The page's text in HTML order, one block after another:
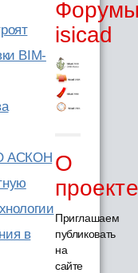
BIM-
АСКОН
в
isicad
О
проекте
Приглашаем
публиковать
на
сайте